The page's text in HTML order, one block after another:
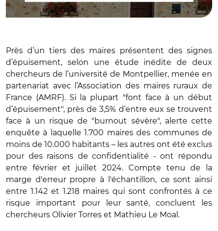
Près d’un tiers des maires présentent des signes
d’épuisement, selon une étude inédite de deux
chercheurs de l’université de Montpellier, menée en
partenariat avec l’Association des maires ruraux de
France (AMRF). Si la plupart "font face à un début
d’épuisement", près de 3,5% d’entre eux se trouvent
face à un risque de "burnout sévère", alerte cette
enquête à laquelle 1.700 maires des communes de
moins de 10.000 habitants – les autres ont été exclus
pour des raisons de confidentialité - ont répondu
entre février et juillet 2024. Compte tenu de la
marge d'erreur propre à l'échantillon, ce sont ainsi
entre 1.142 et 1.218 maires qui sont confrontés à ce
risque important pour leur santé, concluent les
chercheurs Olivier Torres et Mathieu Le Moal.